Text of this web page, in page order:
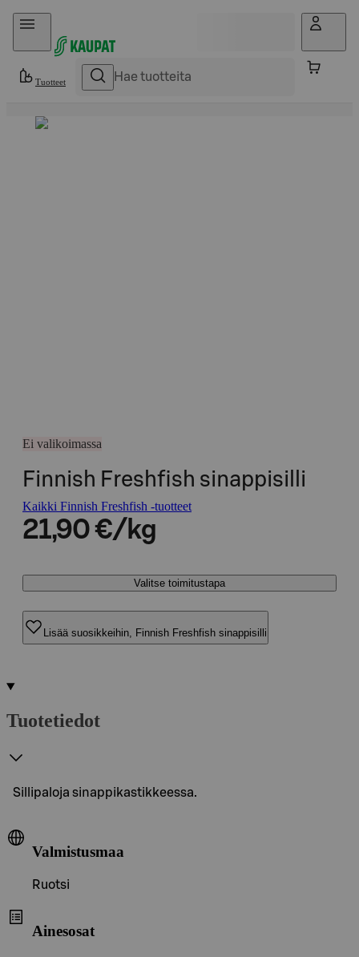
Hyppää sisältöön
Tuotteet
Ei valikoimassa
Finnish Freshfish sinappisilli
Kaikki Finnish Freshfish -tuotteet
21,90 €/kg
Valitse toimitustapa
Lisää suosikkeihin, Finnish Freshfish sinappisilli
Tuotetiedot
Sillipaloja sinappikastikkeessa.
Valmistusmaa
Ruotsi
Ainesosat